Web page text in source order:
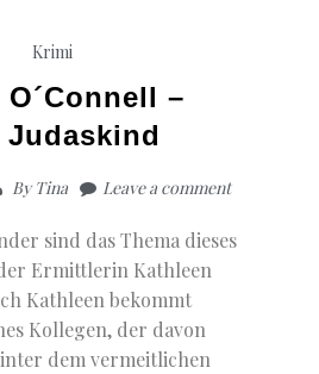
Krimi
–
Judaskind
ByTina Leave a comment
sind das Thema dieses
Ermittlerin Kathleen
Kathleen bekommt
Kollegen, der davon
dem vermeitlichen